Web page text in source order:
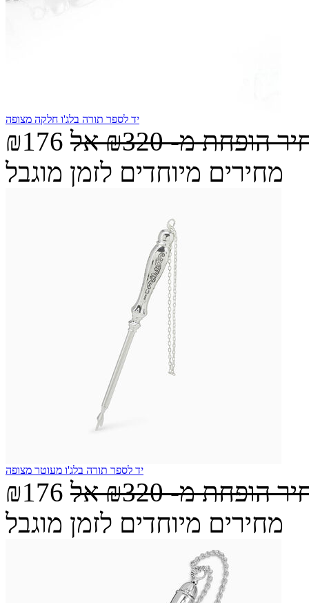
יד לספר תורה בלג'ו חלקה מצופה
₪176 הופחת מ-₪320 אל
מחירים מיוחדים לזמן מוגבל
יד לספר תורה בלג'ו מעוטר מצופה
₪176 הופחת מ-₪320 אל
מחירים מיוחדים לזמן מוגבל